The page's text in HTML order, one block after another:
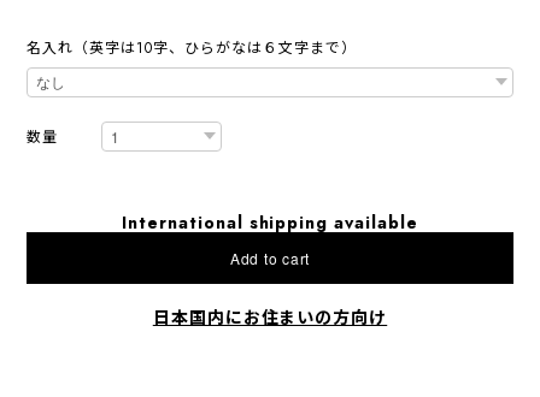
名入れ（英字は10字、ひらがなは６文字まで）
数量
International shipping available
Add to cart
日本国内にお住まいの方向け